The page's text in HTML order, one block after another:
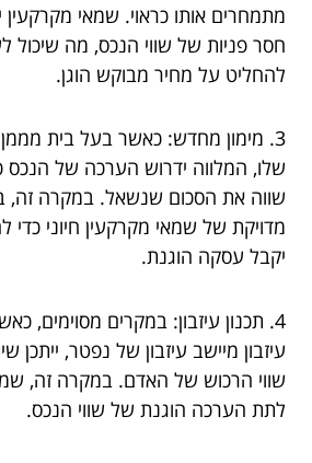
מתמחרים אותו כראוי. שמאי מקרקעין
חסר פניות של שווי הנכס, מה שיכול
להחליט על מחיר מבוקש הוגן.
3. מימון מחדש: כאשר בעל בית
שלו, המלווה ידרוש הערכה של הנכס
שווה את הסכום שנשאל. במקרה זה,
מדויקת של שמאי מקרקעין חיוני
יקבל עסקה הוגנת.
4. תכנון עיזבון: במקרים מסוימים,
עיזבון מיישב עיזבון של נפטר, ייתכן
שווי הרכוש של האדם. במקרה זה,
לתת הערכה הוגנת של שווי הנכס.